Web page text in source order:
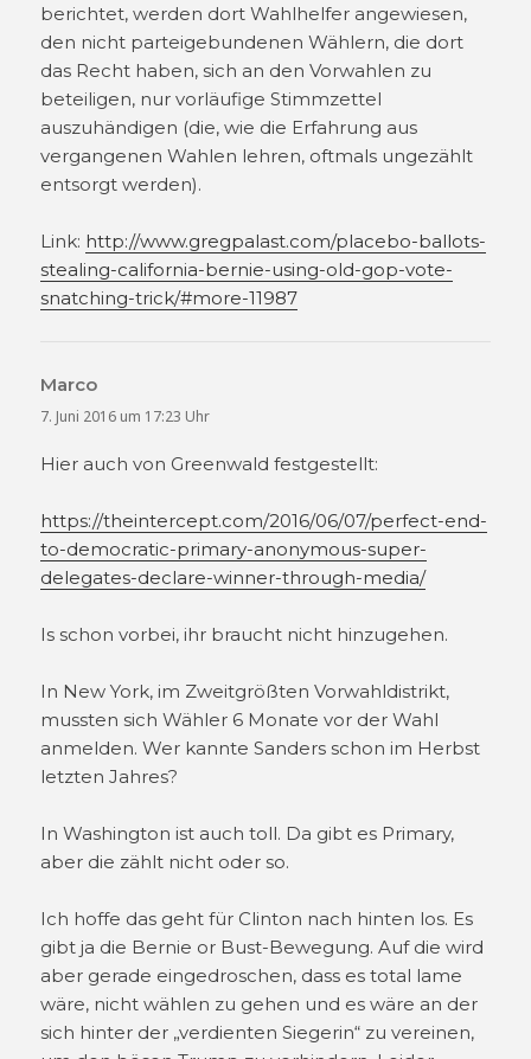
berichtet, werden dort Wahlhelfer angewiesen,
den nicht parteigebundenen Wählern, die dort
das Recht haben, sich an den Vorwahlen zu
beteiligen, nur vorläufige Stimmzettel
auszuhändigen (die, wie die Erfahrung aus
vergangenen Wahlen lehren, oftmals ungezählt
entsorgt werden).
Link: http://www.gregpalast.com/placebo-ballots-
stealing-california-bernie-using-old-gop-vote-
snatching-trick/#more-11987
Marco
7. Juni 2016 um 17:23 Uhr
Hier auch von Greenwald festgestellt:
https://theintercept.com/2016/06/07/perfect-end-
to-democratic-primary-anonymous-super-
delegates-declare-winner-through-media/
Is schon vorbei, ihr braucht nicht hinzugehen.
In New York, im Zweitgrößten Vorwahldistrikt,
mussten sich Wähler 6 Monate vor der Wahl
anmelden. Wer kannte Sanders schon im Herbst
letzten Jahres?
In Washington ist auch toll. Da gibt es Primary,
aber die zählt nicht oder so.
Ich hoffe das geht für Clinton nach hinten los. Es
gibt ja die Bernie or Bust-Bewegung. Auf die wird
aber gerade eingedroschen, dass es total lame
wäre, nicht wählen zu gehen und es wäre an der
sich hinter der „verdienten Siegerin“ zu vereinen,